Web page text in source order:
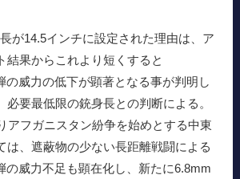
が14.5インチに設定された理由は、ア
結果からこれより短くすると
の威力の低下が顕著となる事が判明し
必要最低限の銃身長との判断による。
アフガニスタン紛争を始めとする中東
は、遮蔽物の少ない長距離戦闘による
の威力不足も顕在化し、新たに6.8mm